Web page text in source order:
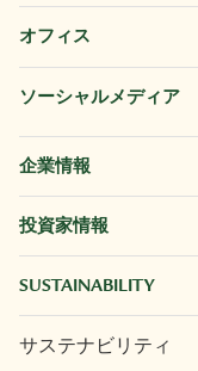
オフィス
ソーシャルメディア
企業情報
投資家情報
SUSTAINABILITY
サステナビリティ